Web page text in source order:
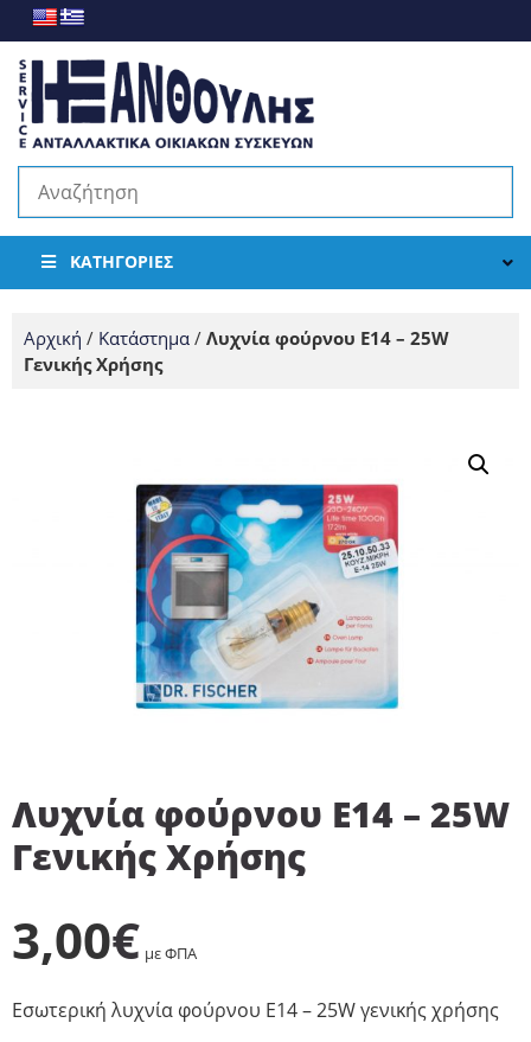
ΚΑΤΗΓΟΡΊΕΣ
Αρχική / Κατάστημα / Λυχνία φούρνου Ε14 – 25W
Γενικής Χρήσης
Λυχνία φούρνου Ε14 – 25W
Γενικής Χρήσης
3,00€ με ΦΠΑ
Εσωτερική λυχνία φούρνου Ε14 – 25W γενικής χρήσης